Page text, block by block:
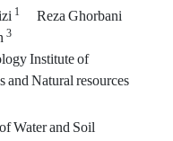
1
Reza Ghorbani
3
Institute of
Natural resources
Water and Soil